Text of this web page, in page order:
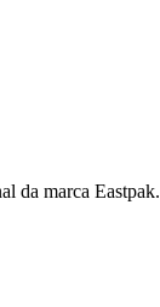
da marca Eastpak.